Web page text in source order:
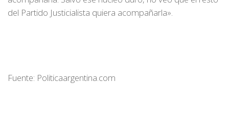
del Partido Justicialista quiera acompañarla».
Fuente: Politicaargentina.com